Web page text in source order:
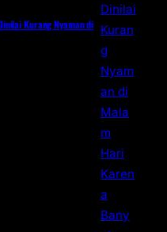
Kurang Nyaman di